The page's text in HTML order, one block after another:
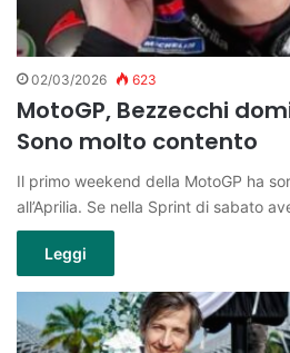
02/03/2026 623
MotoGP, Bezzecchi
Sono molto contento
Il primo weekend della MotoGP ha
all’Aprilia. Se nella Sprint di sabato
Leggi